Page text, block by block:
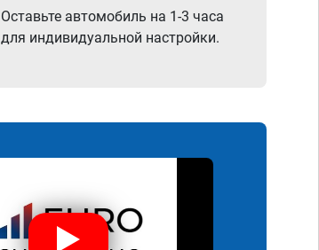
Оставьте автомобиль на 1-3 часа
для индивидуальной настройки.